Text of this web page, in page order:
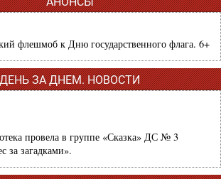
флешмоб к Дню государственного флага. 6+
ДЕНЬ ЗА ДНЕМ. НОВОСТИ
провела в группе «Сказка» ДС № 3
за загадками».